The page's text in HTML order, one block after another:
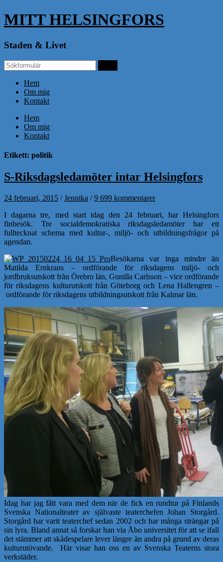
MITT HELSINGFORS
Staden & Livet
Hem
Om mig
Kontakt
Hem
Om mig
Kontakt
Etikett: politik
S-Riksdagsledamöter intar Helsingfors
24 februari, 2015 /Jennika /9 699 kommentarer
I dagarna tre, med start idag den 24 februari, har Helsingfors
finbesök. Tre socialdemokratiska riksdagsledamöter har ett
fulltecknat schema med kultur-, miljö- och utbildningsfrågor på
agendan.
Besökarna var inga mindre än
Matilda Ernkrans – ordförande för riksdagens miljö- och
jordbruksutskott från Örebro län, Gunilla Carlsson – vice ordförande
för riksdagens kulturutskott från Göteborg och Lena Hallengren –
ordförande för riksdagens utbildningsutskott från Kalmar län.
Idag har jag fått vara med dem när de fick en rundtur på Finlands
Svenska Nationalteater av självaste teaterchefen Johan Storgård.
Storgård har varit teaterchef sedan 2002 och har många strängar på
sin lyra. Bland annat så forskar han via Åbo universitet för att se ifall
det stämmer att skådespelare lever längre än andra på grund av deras
kulturutövande. Här visar han oss en av Svenska Teaterns stora
verkstäder.